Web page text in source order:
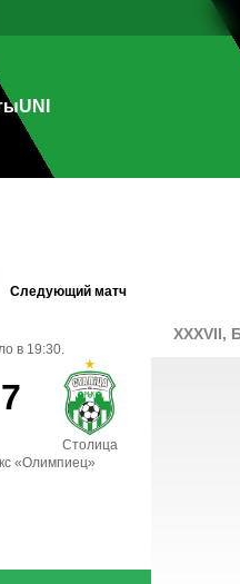
UNI
Следующий матч
в 19:30.
Столица
«Олимпиец»
XXXVII,